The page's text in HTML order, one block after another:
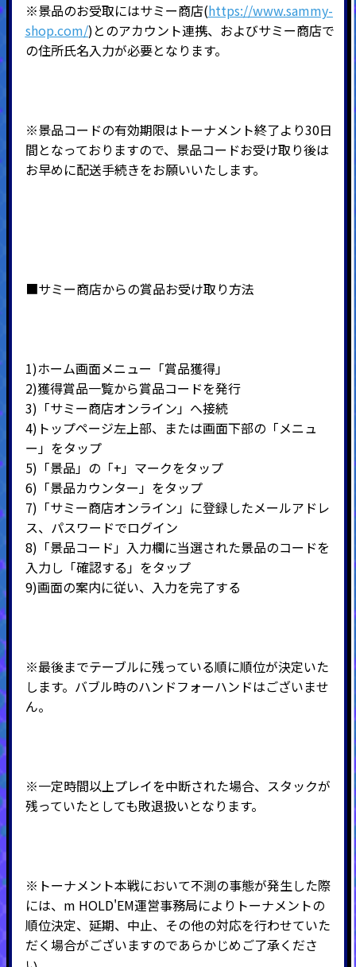
※景品のお受取にはサミー商店(https://www.sammy-
shop.com/)とのアカウント連携、およびサミー商店で
の住所氏名入力が必要となります。
※景品コードの有効期限はトーナメント終了より30日
間となっておりますので、景品コードお受け取り後は
お早めに配送手続きをお願いいたします。
■サミー商店からの賞品お受け取り方法
1)ホーム画面メニュー「賞品獲得」
2)獲得賞品一覧から賞品コードを発行
3) 「サミー商店オンライン」へ接続
4) トップページ左上部、または画面下部の「メニュ
ー」をタップ
5) 「景品」の「+」マークをタップ
6) 「景品カウンター」をタップ
7) 「サミー商店オンライン」に登録したメールアドレ
ス、パスワードでログイン
8) 「景品コード」入力欄に当選された景品のコードを
入力し「確認する」をタップ
9)画面の案内に従い、入力を完了する
※最後までテーブルに残っている順に順位が決定いた
します。バブル時のハンドフォーハンドはございませ
ん。
※一定時間以上プレイを中断された場合、スタックが
残っていたとしても敗退扱いとなります。
※トーナメント本戦において不測の事態が発生した際
には、m HOLD'EM運営事務局によりトーナメントの
順位決定、延期、中止、その他の対応を行わせていた
だく場合がございますのであらかじめご了承くださ